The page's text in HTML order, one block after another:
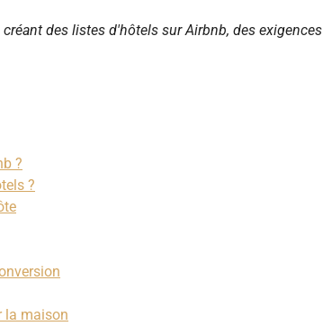
des listes d'hôtels sur Airbnb, des exigences
?
?
la maison